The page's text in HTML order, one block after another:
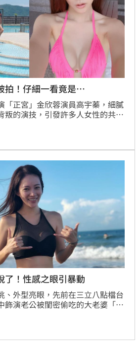
拍！仔細一看竟是…
「正宮」金欣蓉演員高宇蓁，細膩
叛的演技，引發許多人女性的共
沙洙灣，不但大方展現美好身
民了」。
了！性感之眼引暴動
、外型亮眼，先前在三立八點檔台
飾演老公被閨密偷吃的大老婆「金
泳裝照，無意間露出的「性感之